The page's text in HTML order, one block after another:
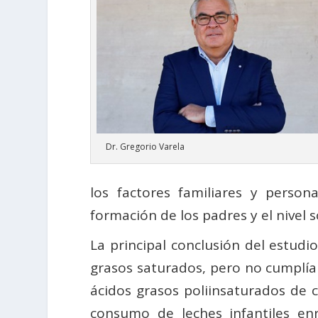
Dr. Gregorio Varela
los factores familiares y
formación de los padres y el nivel
La principal conclusión del
grasos saturados, pero no
ácidos grasos poliinsaturados de
consumo de leches infantiles